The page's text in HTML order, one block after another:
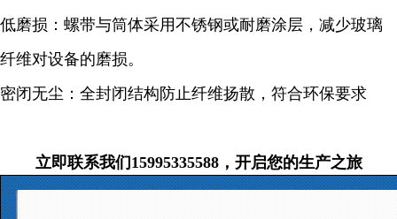
低磨损：螺带与筒体采用不锈钢或耐磨涂层，减少玻璃
纤维对设备的磨损。
密闭无尘：全封闭结构防止纤维扬散，符合环保要求
立即联系我们15995335588，开启您的生产之旅